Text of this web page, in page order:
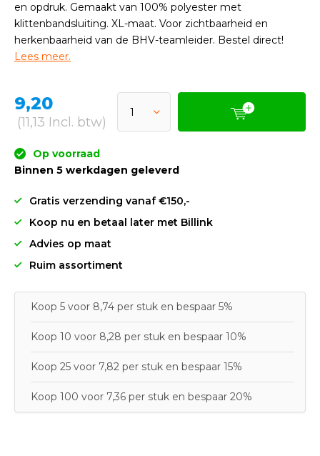
en opdruk. Gemaakt van 100% polyester met
klittenbandsluiting. XL-maat. Voor zichtbaarheid en
herkenbaarheid van de BHV-teamleider. Bestel direct!
Lees meer.
9,20
(11,13 Incl. btw)
Op voorraad
Binnen 5 werkdagen geleverd
Gratis verzending vanaf €150,-
Koop nu en betaal later met Billink
Advies op maat
Ruim assortiment
Koop 5 voor 8,74 per stuk en bespaar 5%
Koop 10 voor 8,28 per stuk en bespaar 10%
Koop 25 voor 7,82 per stuk en bespaar 15%
Koop 100 voor 7,36 per stuk en bespaar 20%